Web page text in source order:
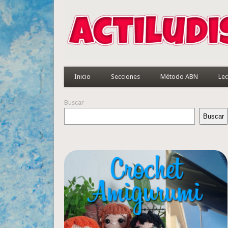
Inicio Secciones Método ABN
Buscar
Buscar